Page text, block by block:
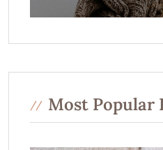
Most Popular